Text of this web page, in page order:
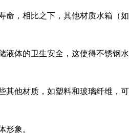
，相比之下，其他材质水箱（
体的卫生安全，这使得不锈钢
他材质，如塑料和玻璃纤维，
形象。